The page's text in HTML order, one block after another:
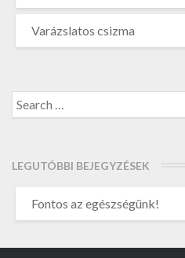
Varázslatos csizma
Search
for:
LEGUTÓBBI BEJEGYZÉSEK
Fontos az egészségünk!